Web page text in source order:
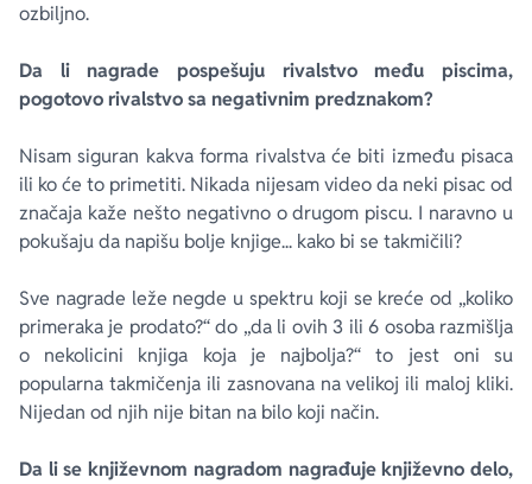
ozbiljno.
Da li nagrade pospešuju rivalstvo među piscima,
pogotovo rivalstvo sa negativnim predznakom?
Nisam siguran kakva forma rivalstva će biti između pisaca
ili ko će to primetiti. Nikada nijesam video da neki pisac od
značaja kaže nešto negativno o drugom piscu. I naravno u
pokušaju da napišu bolje knjige... kako bi se takmičili?
Sve nagrade leže negde u spektru koji se kreće od „koliko
primeraka je prodato?“ do „da li ovih 3 ili 6 osoba razmišlja
o nekolicini knjiga koja je najbolja?“ to jest oni su
popularna takmičenja ili zasnovana na velikoj ili maloj kliki.
Nijedan od njih nije bitan na bilo koji način.
Da li se književnom nagradom nagrađuje književno delo,